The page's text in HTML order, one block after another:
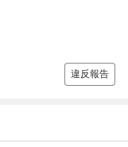
違反報告